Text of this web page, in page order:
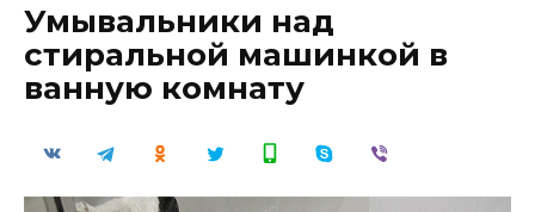
Умывальники над
стиральной машинкой в
ванную комнату